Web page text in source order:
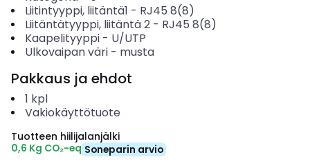
Liitintyyppi, liitäntä1 - RJ45 8(8)
Liitäntätyyppi, liitäntä 2- RJ45 8(8)
Kaapelityyppi- U/UTP
Ulkovaipan väri- musta
Pakkaus ja ehdot
1 kpl
Vakiokäyttötuote
Tuotteen hiilijalanjälki
0,6 Kg CO₂-eq Soneparin arvio